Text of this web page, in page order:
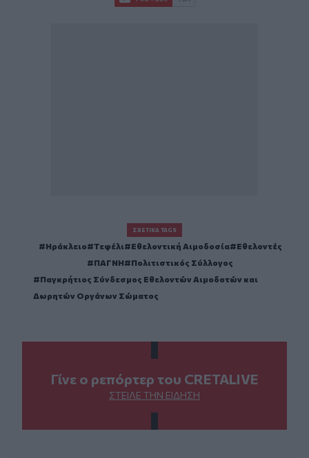
ΣΧΕΤΙΚΆ TAGS
Ηράκλειο Τεφέλι Εθελοντική Αιμοδοσία
Εθελοντές
ΠΑΓΝΗ
Πολιτιστικός Σύλλογος
Παγκρήτιος Σύνδεσμος Εθελοντών Αιμοδοτών και
Δωρητών Οργάνων Σώματος
Γίνε ο ρεπόρτερ του CRETALIVE
ΣΤΕΊΛΕ ΤΗΝ ΕΊΔΗΣΗ